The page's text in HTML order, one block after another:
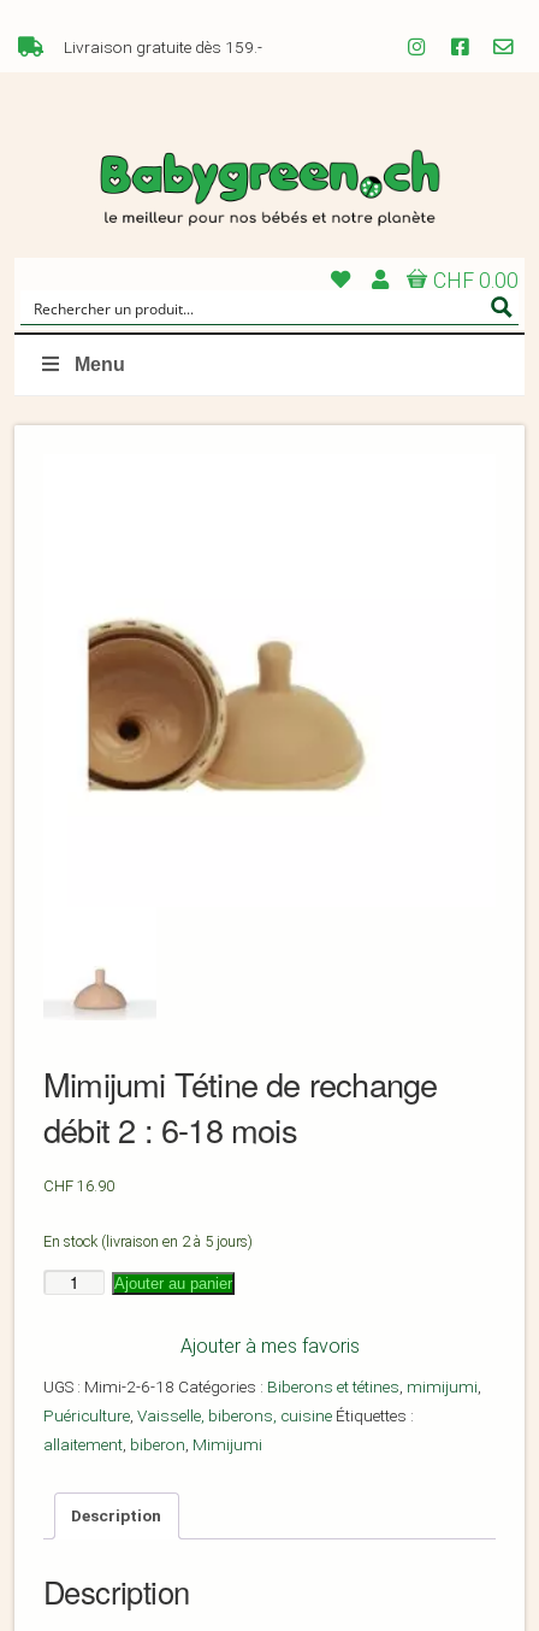
Livraison gratuite dès 159.-
CHF 0.00
Menu
Mimijumi Tétine de rechange
débit 2 : 6-18 mois
CHF 16.90
En stock (livraison en 2 à 5 jours)
Ajouter au panier
Ajouter à mes favoris
UGS : Mimi-2-6-18 Catégories : Biberons et tétines, mimijumi,
Puériculture, Vaisselle, biberons, cuisine Étiquettes :
allaitement, biberon, Mimijumi
Description
Description